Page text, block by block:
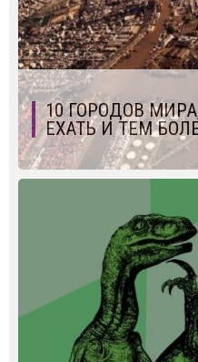
10 ГОРОДОВ
ЕХАТЬ И ТЕМ